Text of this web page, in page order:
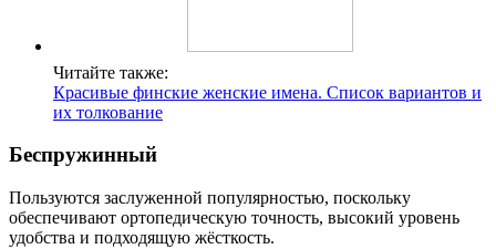
Читайте также:
Красивые финские женские имена. Список вариантов и
их толкование
Беспружинный
Пользуются заслуженной популярностью, поскольку
обеспечивают ортопедическую точность, высокий уровень
удобства и подходящую жёсткость.